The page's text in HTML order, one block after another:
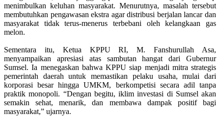
menimbulkan keluhan masyarakat. Menurutnya, masalah tersebut
membutuhkan pengawasan ekstra agar distribusi berjalan lancar dan
masyarakat tidak terus-menerus terbebani oleh kelangkaan gas
melon.
Sementara itu, Ketua KPPU RI, M. Fanshurullah Asa,
menyampaikan apresiasi atas sambutan hangat dari Gubernur
Sumsel. Ia menegaskan bahwa KPPU siap menjadi mitra strategis
pemerintah daerah untuk memastikan pelaku usaha, mulai dari
korporasi besar hingga UMKM, berkompetisi secara adil tanpa
praktik monopoli. “Dengan begitu, iklim investasi di Sumsel akan
semakin sehat, menarik, dan membawa dampak positif bagi
masyarakat,” ujarnya.